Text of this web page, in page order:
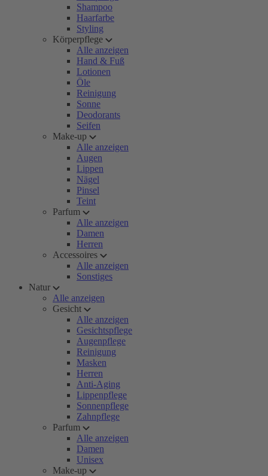
Shampoo
Haarfarbe
Styling
Körperpflege
Alle anzeigen
Hand & Fuß
Lotionen
Öle
Reinigung
Sonne
Deodorants
Seifen
Make-up
Alle anzeigen
Augen
Lippen
Nägel
Pinsel
Teint
Parfum
Alle anzeigen
Damen
Herren
Accessoires
Alle anzeigen
Sonstiges
Natur
Alle anzeigen
Gesicht
Alle anzeigen
Gesichtspflege
Augenpflege
Reinigung
Masken
Herren
Anti-Aging
Lippenpflege
Sonnenpflege
Zahnpflege
Parfum
Alle anzeigen
Damen
Unisex
Make-up